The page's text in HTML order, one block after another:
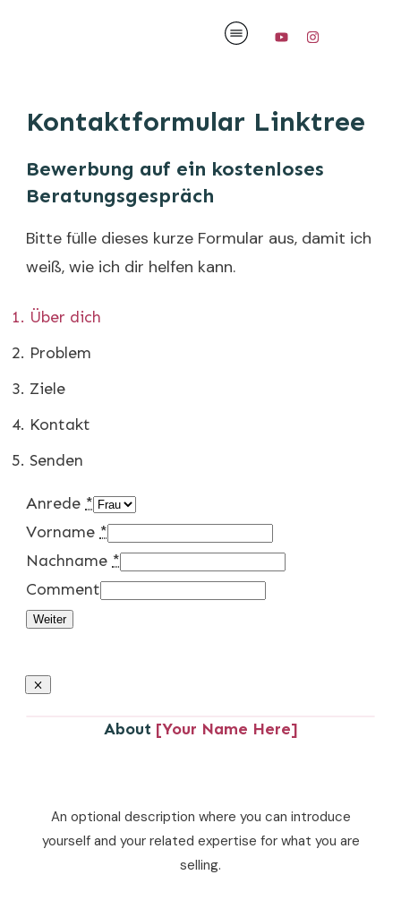
Kontaktformular Linktree
Bewerbung auf ein kostenloses
Beratungsgespräch
Bitte fülle dieses kurze Formular aus, damit ich
weiß, wie ich dir helfen kann.
Über dich
Problem
Ziele
Kontakt
Senden
Anrede *
Vorname *
Nachname *
Comment
Weiter
About [Your Name Here]
An optional description where you can introduce
yourself and your related expertise for what you are
selling.